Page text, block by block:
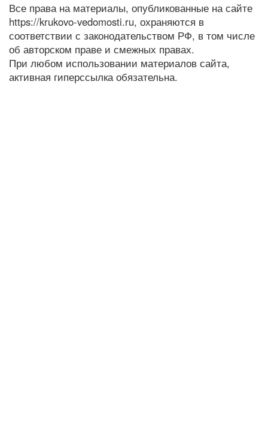
Все права на материалы, опубликованные на сайте
https://krukovo-vedomosti.ru, охраняются в
соответствии с законодательством РФ, в том числе
об авторском праве и смежных правах.
При любом использовании материалов сайта,
активная гиперссылка обязательна.